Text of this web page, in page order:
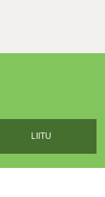
LIITU